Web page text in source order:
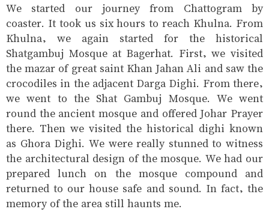
We started our journey from Chattogram by
coaster. It took us six hours to reach Khulna. From
Khulna, we again started for the historical
Shatgambuj Mosque at Bagerhat. First, we visited
the mazar of great saint Khan Jahan Ali and saw the
crocodiles in the adjacent Darga Dighi. From there,
we went to the Shat Gambuj Mosque. We went
round the ancient mosque and offered Johar Prayer
there. Then we visited the historical dighi known
as Ghora Dighi. We were really stunned to witness
the architectural design of the mosque. We had our
prepared lunch on the mosque compound and
returned to our house safe and sound. In fact, the
memory of the area still haunts me.